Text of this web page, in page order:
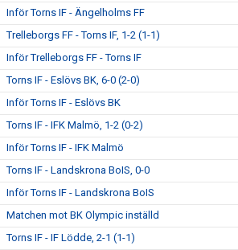
Inför Torns IF - Ängelholms FF
Trelleborgs FF - Torns IF, 1-2 (1-1)
Inför Trelleborgs FF - Torns IF
Torns IF - Eslövs BK, 6-0 (2-0)
Inför Torns IF - Eslövs BK
Torns IF - IFK Malmö, 1-2 (0-2)
Inför Torns IF - IFK Malmö
Torns IF - Landskrona BoIS, 0-0
Inför Torns IF - Landskrona BoIS
Matchen mot BK Olympic inställd
Torns IF - IF Lödde, 2-1 (1-1)